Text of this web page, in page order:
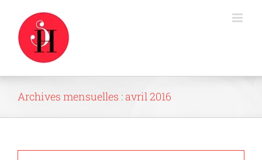
contenu
Archives mensuelles :avril 2016